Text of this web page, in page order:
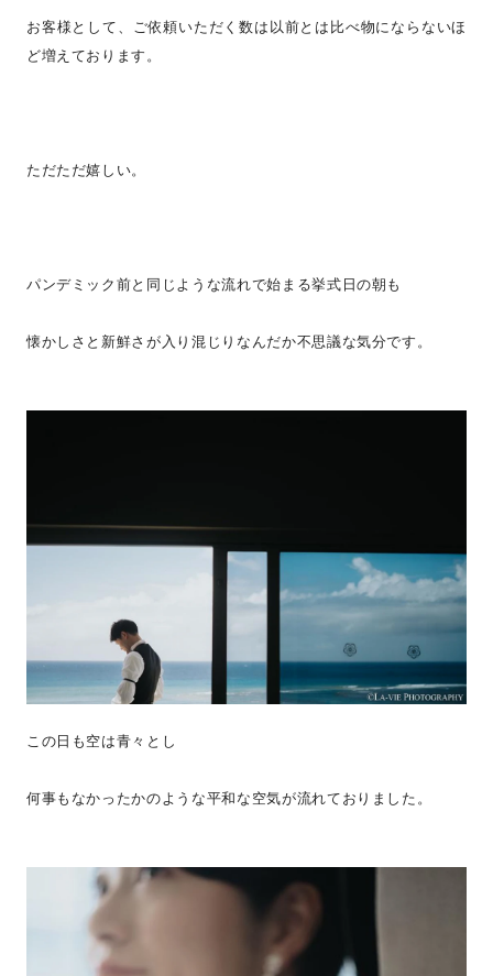
お客様として、ご依頼いただく数は以前とは比べ物にならないほ
ど増えております。
ただただ嬉しい。
パンデミック前と同じような流れで始まる挙式日の朝も
懐かしさと新鮮さが入り混じりなんだか不思議な気分です。
この日も空は青々とし
何事もなかったかのような平和な空気が流れておりました。